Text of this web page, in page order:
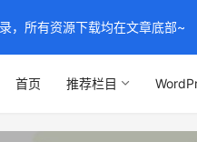
首页 推荐栏目
，所有资源下载均在文章底部~